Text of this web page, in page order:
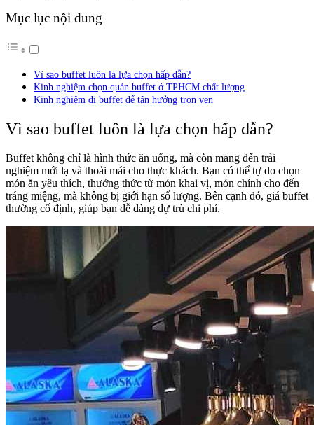
Mục lục nội dung
Vì sao buffet luôn là lựa chọn hấp dẫn?
Kinh nghiệm chọn quán buffet ở TPHCM chất lượng
Kinh nghiệm đi buffet để tận hưởng trọn vẹn
Vì sao buffet luôn là lựa chọn hấp dẫn?
Buffet không chỉ là hình thức ăn uống, mà còn mang đến trải
nghiệm mới lạ và thoải mái cho thực khách. Bạn có thể tự do chọn
món ăn yêu thích, thưởng thức từ món khai vị, món chính cho đến
tráng miệng, mà không bị giới hạn số lượng. Bên cạnh đó, giá buffet
thường cố định, giúp bạn dễ dàng dự trù chi phí.